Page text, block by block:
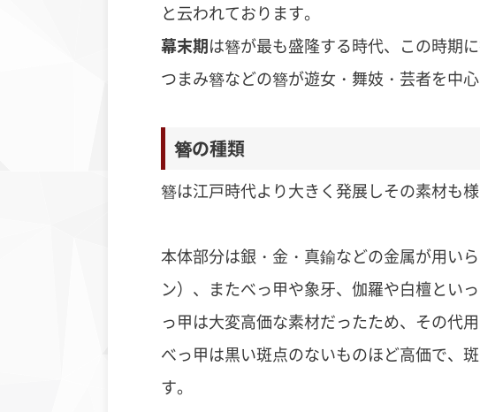
と云われております。
幕末期は簪が最も盛隆する時代、この時期
つまみ簪などの簪が遊女・舞妓・芸者を中心
簪の種類
簪は江戸時代より大きく発展しその素材も様
本体部分は銀・金・真鍮などの金属が用い
ン）、またべっ甲や象牙、伽羅や白檀とい
っ甲は大変高価な素材だったため、その代
べっ甲は黒い斑点のないものほど高価で、
す。